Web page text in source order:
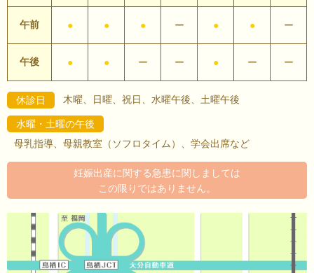
午前 ● ● ● ー ● ● ー
午後 ● ● ー ー ● ー ー
休診日 木曜、日曜、祝日、水曜午後、土曜午後
水曜・土曜の午後
母乳指導、母親教室（ソフロタイム）、学会出席など
妊娠出産に関する急患に関しましては
この限りではありません。